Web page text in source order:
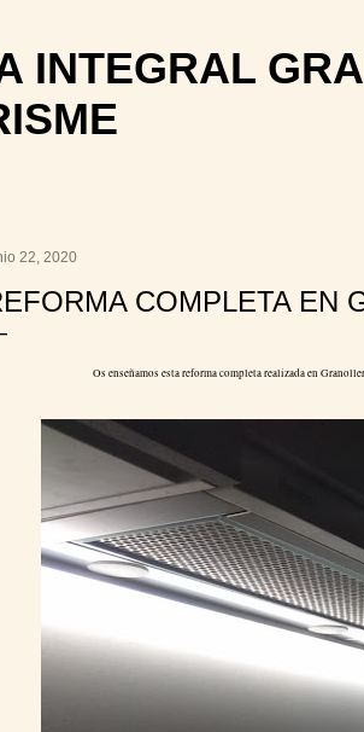
INTEGRAL
22, 2020
COMPLETA EN
Os enseñamos esta reforma completa realizada en